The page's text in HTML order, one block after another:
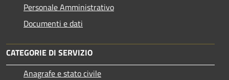
Personale Amministrativo
Documenti e dati
CATEGORIE DI SERVIZIO
Anagrafe e stato civile